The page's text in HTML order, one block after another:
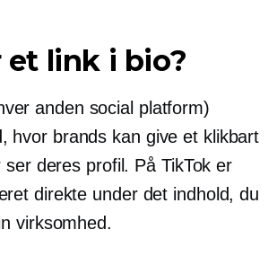
et link i bio?
anden social platform)
hvor brands kan give et klikbart
ser deres profil. På TikTok er
direkte under det indhold, du
virksomhed.